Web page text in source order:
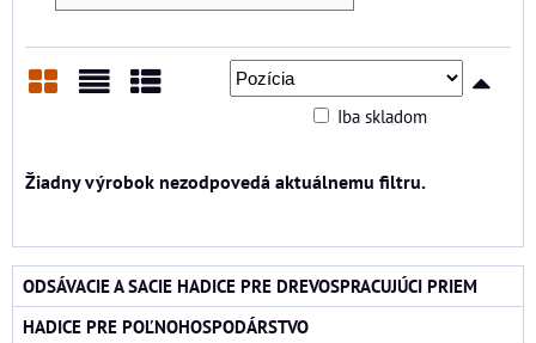
Iba skladom
ODSÁVACIE A SACIE HADICE PRE DREVOSPRACUJÚCI PRIEM
HADICE PRE POĽNOHOSPODÁRSTVO